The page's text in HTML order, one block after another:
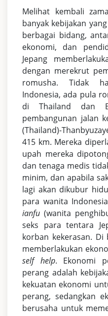
Melihat kembali
banyak kebijakan
berbagai bidang,
ekonomi, dan
Jepang
dengan merekrut
romusha. Tidak
Indonesia, ada pula
di Thailand dan
pembangunan jalan
(Thailand)-
415 km. Mereka
upah mereka
dan tenaga medis
minim, dan apabila
lagi akan dikubur
para wanita
ianfu (wanita
seks para tentara
korban kekerasan. Di
memberlakukan
self help. Ekonomi
perang adalah
kekuatan ekonomi
perang, sedangkan
berusaha untuk